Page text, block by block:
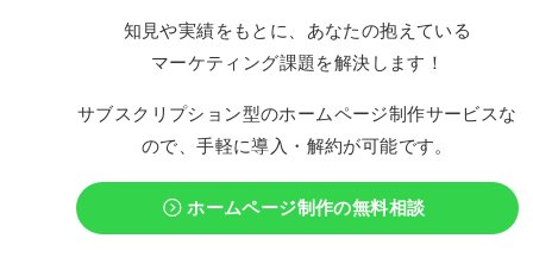
知見や実績をもとに、あなたの抱えている
マーケティング課題を解決します！
サブスクリプション型のホームページ制作サービスな
ので、手軽に導入・解約が可能です。
ホームページ制作の無料相談